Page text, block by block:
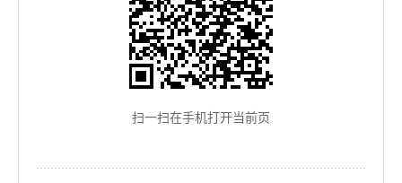
扫一扫在手机打开当前页